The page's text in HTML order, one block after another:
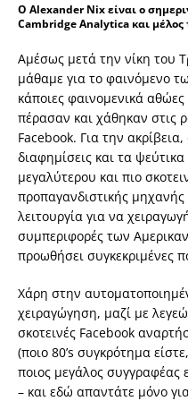
Ο Alexander Nix είναι ο
Cambridge Analytica και μέλος
Αμέσως μετά την νίκη του
μάθαμε για το φαινόμενο
κάποιες φαινομενικά
πέρασαν και χάθηκαν στις
Facebook. Για την
διαφημίσεις και τα
μεγαλύτερου και πιο
προπαγανδιστικής
λειτουργία για να
συμπεριφορές των
προωθήσει συγκεκριμένες
Χάρη στην
χειραγώγηση, μαζί με
σκοτεινές Facebook
(ποιο 80’s συγκρότημα
ποιος μεγάλος συγγραφέας
– και εδώ απαντάτε μόνο